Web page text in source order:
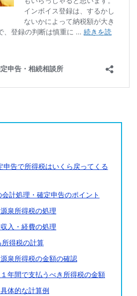
申告で所得税はいくら戻ってくる
会計処理・確定申告のポイント
源泉所得税の処理
収入・経費の処理
所得税の計算
源泉所得税の金額の確認
１年間で支払うべき所得税の金額
具体的な計算例